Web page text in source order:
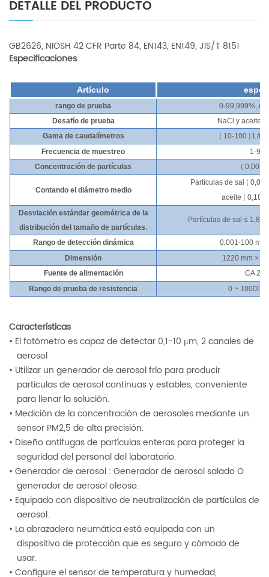
DETALLE DEL PRODUCTO
GB2626, NIOSH 42 CFR Parte 84, EN143, EN149, JIS/T 8151
Especificaciones
Artículo
rango de prueba
0-99,999%,
Desafío de prueba
NaCl y aceite
Gama de caudalímetros
( 10-100 ) L/
Frecuencia de muestreo
1-
Concentración de partículas
( 0,001-
Contando el diámetro medio
Partículas de sal (
aceite ( 0,185
Desviación estándar geométrica de la
distribución del tamaño de partículas.
Partículas de sal ≤ 1,86
Rango de detección dinámica 0,001-100
Dimensión
1220 mm ×
Fuente de alimentación
CA
Rango de prueba de resistencia
0 ~
Características
• El fotómetro es capaz de detectar 0,1-10 μm, 2 canales de
aerosol
• Utilizar un generador de aerosol frío para producir
partículas de aerosol continuas y estables, conveniente
para llenar la solución.
• Medición de la concentración de aerosoles mediante un
sensor PM2,5 de alta precisión.
• Diseño antifugas de partículas enteras para proteger la
seguridad del personal del laboratorio.
• Generador de aerosol : Generador de aerosol salado O
generador de aerosol oleoso.
• Equipado con dispositivo de neutralización de partículas de
aerosol.
• La abrazadera neumática está equipada con un
dispositivo de protección que es seguro y cómodo de
usar.
• Configure el sensor de temperatura y humedad,